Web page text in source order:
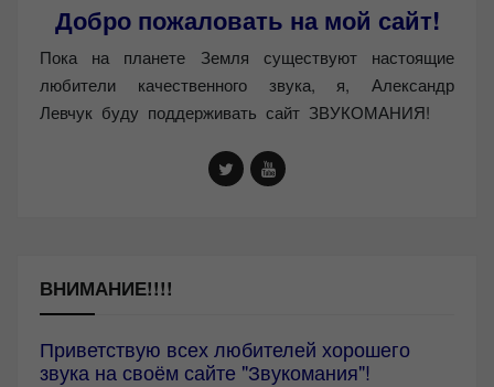
Добро пожаловать на мой сайт!
Пока на планете Земля существуют настоящие
любители качественного звука, я, Александр
Левчук буду поддерживать сайт ЗВУКОМАНИЯ!
ВНИМАНИЕ!!!!
Приветствую всех любителей хорошего
звука на своём сайте "Звукомания"!